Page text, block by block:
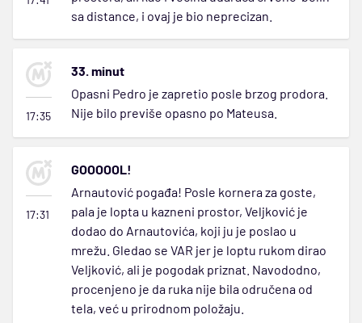
sa distance, i ovaj je bio neprecizan.
17:35
33. minut
Opasni Pedro je zapretio posle brzog prodora.
Nije bilo previše opasno po Mateusa.
17:31
GOOOOOL!
Arnautović pogađa! Posle kornera za goste,
pala je lopta u kazneni prostor, Veljković je
dodao do Arnautovića, koji ju je poslao u
mrežu. Gledao se VAR jer je loptu rukom dirao
Veljković, ali je pogodak priznat. Navododno,
procenjeno je da ruka nije bila odručena od
tela, već u prirodnom položaju.